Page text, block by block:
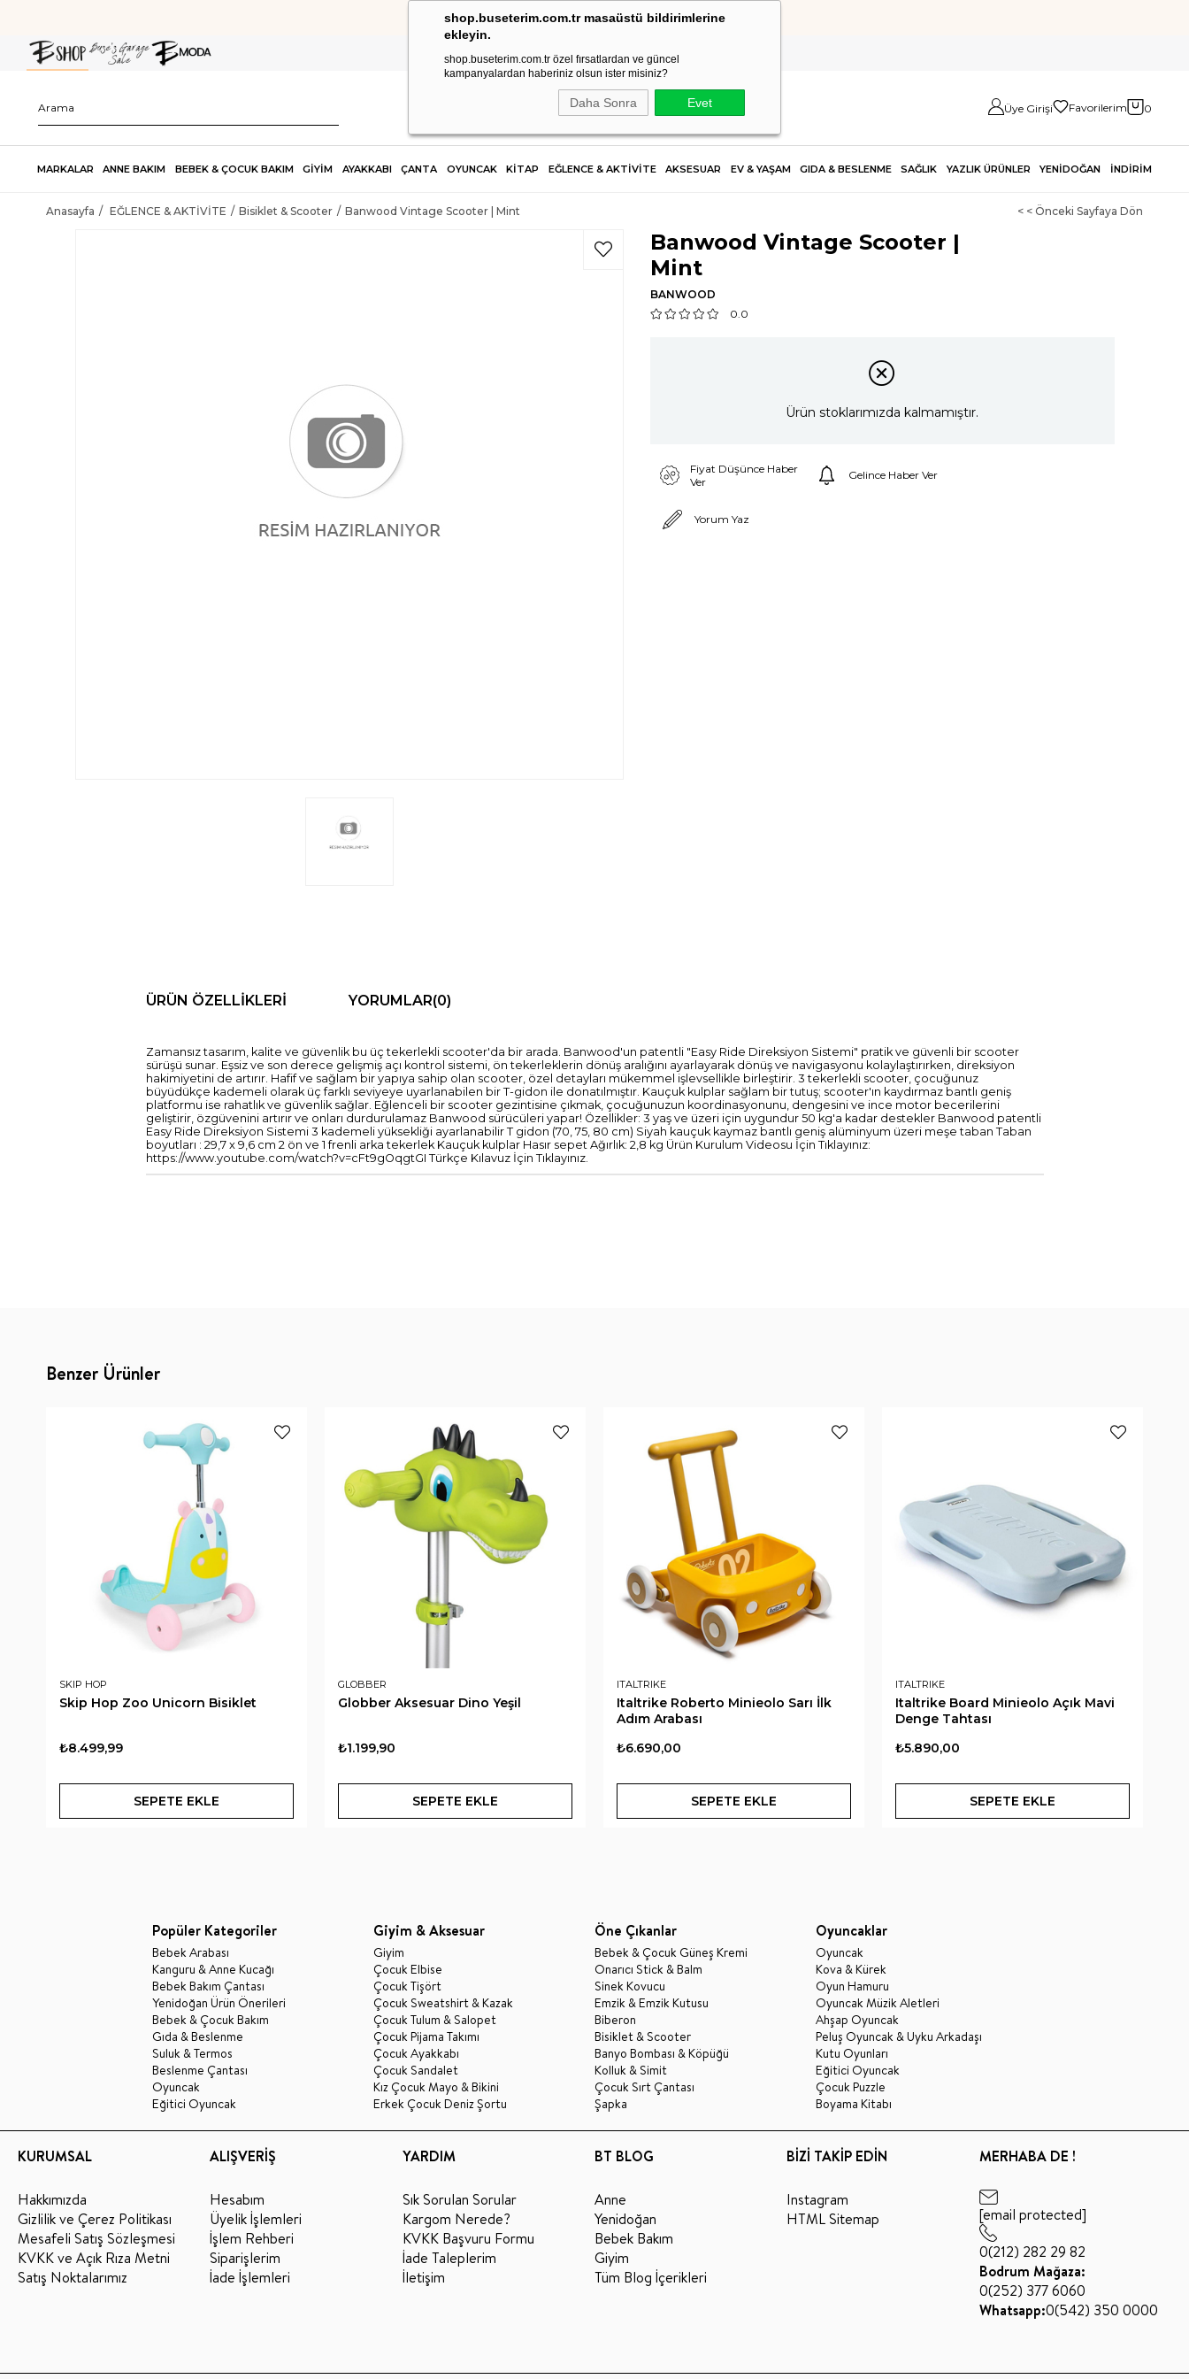
shop.buseterim.com.tr masaüstü bildirimlerine
ekleyin.
shop.buseterim.com.tr özel fırsatlardan ve güncel
kampanyalardan haberiniz olsun ister misiniz?
Daha Sonra Evet
HIZLI KARGO
Üye Girişi Favorilerim 0
MARKALAR ANNE BAKIM BEBEK & ÇOCUK BAKIM GİYİM AYAKKABI ÇANTA OYUNCAK KİTAP EĞLENCE & AKTİVİTE AKSESUAR EV & YAŞAM GIDA & BESLENME SAĞLIK YAZLIK ÜRÜNLER YENİDOĞAN İNDİRİM
Anasayfa EĞLENCE & AKTİVİTE Bisiklet & Scooter Banwood Vintage Scooter | Mint < < Önceki Sayfaya Dön
Banwood Vintage Scooter |
Mint
BANWOOD
0.0
Ürün stoklarımızda kalmamıştır.
Fiyat Düşünce Haber
Ver
Gelince Haber Ver
Yorum Yaz
ÜRÜN ÖZELLIKLERI YORUMLAR(0)
Zamansız tasarım, kalite ve güvenlik bu üç tekerlekli scooter'da bir arada. Banwood'un patentli "Easy Ride Direksiyon Sistemi" pratik ve güvenli bir scooter
sürüşü sunar. Eşsiz ve son derece gelişmiş açı kontrol sistemi, ön tekerleklerin dönüş aralığını ayarlayarak dönüş ve navigasyonu kolaylaştırırken, direksiyon
hakimiyetini de artırır. Hafif ve sağlam bir yapıya sahip olan scooter, özel detayları mükemmel işlevsellikle birleştirir. 3 tekerlekli scooter, çocuğunuz
büyüdükçe kademeli olarak üç farklı seviyeye uyarlanabilen bir T-gidon ile donatılmıştır. Kauçuk kulplar sağlam bir tutuş; scooter'ın kaydırmaz bantlı geniş
platformu ise rahatlık ve güvenlik sağlar. Eğlenceli bir scooter gezintisine çıkmak, çocuğunuzun koordinasyonunu, dengesini ve ince motor becerilerini
geliştirir, özgüvenini artırır ve onları durdurulamaz Banwood sürücüleri yapar! Özellikler: 3 yaş ve üzeri için uygundur 50 kg'a kadar destekler Banwood patentli
Easy Ride Direksiyon Sistemi 3 kademeli yüksekliği ayarlanabilir T gidon (70, 75, 80 cm) Siyah kauçuk kaymaz bantlı geniş alüminyum üzeri meşe taban Taban
boyutları : 29,7 x 9,6 cm 2 ön ve 1 frenli arka tekerlek Kauçuk kulplar Hasır sepet Ağırlık: 2,8 kg Ürün Kurulum Videosu İçin Tıklayınız:
https://www.youtube.com/watch?v=cFt9gOqgtGI Türkçe Kılavuz İçin Tıklayınız.
Benzer Ürünler
SKIP HOP
Skip Hop Zoo Unicorn Bisiklet
₺8.499,99
SEPETE EKLE
GLOBBER
Globber Aksesuar Dino Yeşil
₺1.199,90
SEPETE EKLE
ITALTRIKE
Italtrike Roberto Minieolo Sarı İlk
Adım Arabası
₺6.690,00
SEPETE EKLE
ITALTRIKE
Italtrike Board Minieolo Açık Mavi
Denge Tahtası
₺5.890,00
SEPETE EKLE
Popüler Kategoriler
Bebek Arabası
Kanguru & Anne Kucağı
Bebek Bakım Çantası
Yenidoğan Ürün Önerileri
Bebek & Çocuk Bakım
Gıda & Beslenme
Suluk & Termos
Beslenme Çantası
Oyuncak
Eğitici Oyuncak
Giyim & Aksesuar
Giyim
Çocuk Elbise
Çocuk Tişört
Çocuk Sweatshirt & Kazak
Çocuk Tulum & Salopet
Çocuk Pijama Takımı
Çocuk Ayakkabı
Çocuk Sandalet
Kız Çocuk Mayo & Bikini
Erkek Çocuk Deniz Şortu
Öne Çıkanlar
Bebek & Çocuk Güneş Kremi
Onarıcı Stick & Balm
Sinek Kovucu
Emzik & Emzik Kutusu
Biberon
Bisiklet & Scooter
Banyo Bombası & Köpüğü
Kolluk & Simit
Çocuk Sırt Çantası
Şapka
Oyuncaklar
Oyuncak
Kova & Kürek
Oyun Hamuru
Oyuncak Müzik Aletleri
Ahşap Oyuncak
Peluş Oyuncak & Uyku Arkadaşı
Kutu Oyunları
Eğitici Oyuncak
Çocuk Puzzle
Boyama Kitabı
KURUMSAL
Hakkımızda
Gizlilik ve Çerez Politikası
Mesafeli Satış Sözleşmesi
KVKK ve Açık Rıza Metni
Satış Noktalarımız
ALIŞVERİŞ
Hesabım
Üyelik İşlemleri
İşlem Rehberi
Siparişlerim
İade İşlemleri
YARDIM
Sık Sorulan Sorular
Kargom Nerede?
KVKK Başvuru Formu
İade Taleplerim
İletişim
BT BLOG
Anne
Yenidoğan
Bebek Bakım
Giyim
Tüm Blog İçerikleri
BİZİ TAKİP EDİN
Instagram
HTML Sitemap
MERHABA DE !
[email protected]
0(212) 282 29 82
Bodrum Mağaza:
0(252) 377 6060
Whatsapp:0(542) 350 0000